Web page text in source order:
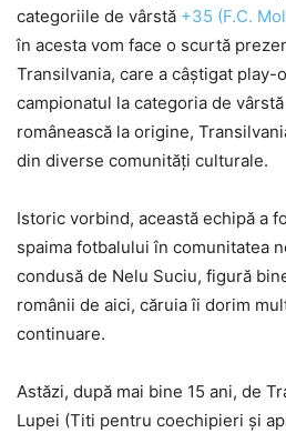
categoriile de vârstă +35 (F.C.
în acesta vom face o scurtă
Transilvania, care a câştigat
campionatul la categoria de
românească la origine,
din diverse comunități culturale.
Istoric vorbind, această echipă a
spaima fotbalului în comunitatea
condusă de Nelu Suciu, figură
românii de aici, căruia îi dorim
continuare.
Astăzi, după mai bine 15 ani, de
Lupei (Titi pentru coechipieri și